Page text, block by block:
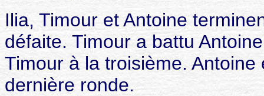
Ilia, Timour et Antoine
défaite. Timour a battu
Timour à la troisième.
dernière ronde.